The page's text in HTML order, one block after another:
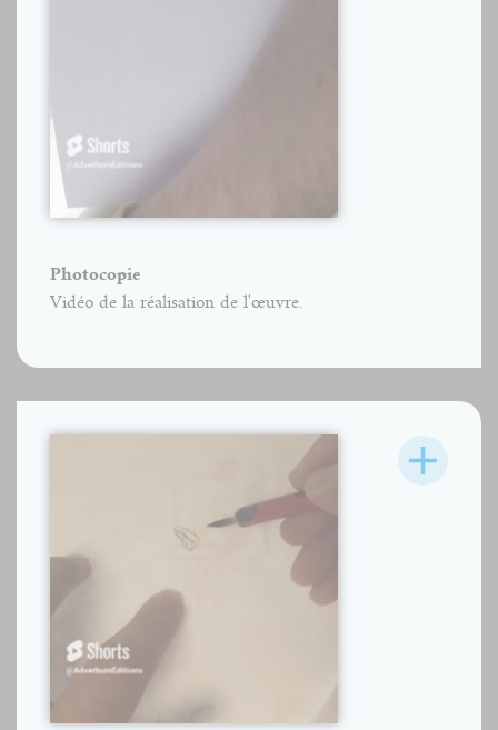
Photocopie
Vidéo de la réalisation de l'œuvre.